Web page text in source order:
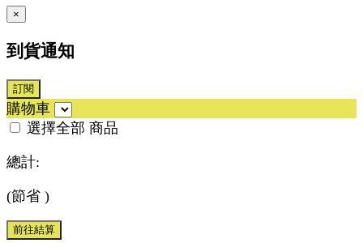
×
到貨通知
訂閱
購物車
選擇全部 商品
總計:
(節省 )
前往結算